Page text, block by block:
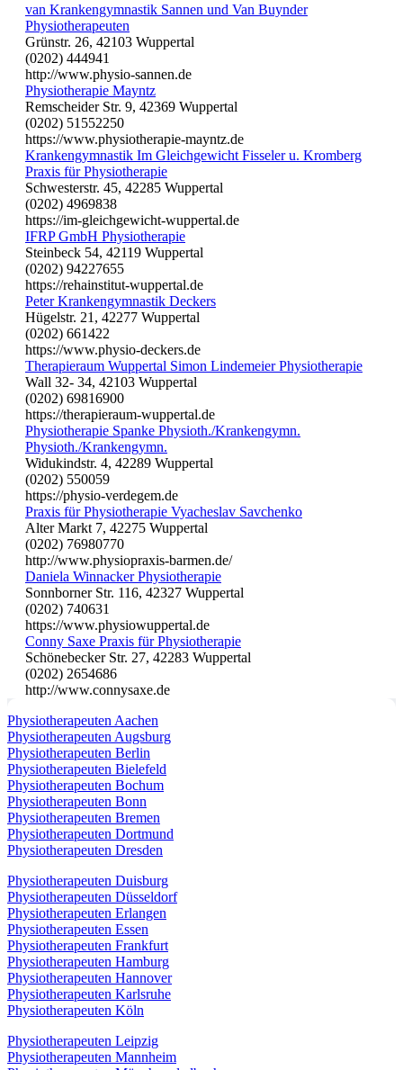
van Krankengymnastik Sannen und Van Buynder
Physiotherapeuten
Grünstr. 26, 42103 Wuppertal
(0202) 444941
http://www.physio-sannen.de
Physiotherapie Mayntz
Remscheider Str. 9, 42369 Wuppertal
(0202) 51552250
https://www.physiotherapie-mayntz.de
Krankengymnastik Im Gleichgewicht Fisseler u. Kromberg
Praxis für Physiotherapie
Schwesterstr. 45, 42285 Wuppertal
(0202) 4969838
https://im-gleichgewicht-wuppertal.de
IFRP GmbH Physiotherapie
Steinbeck 54, 42119 Wuppertal
(0202) 94227655
https://rehainstitut-wuppertal.de
Peter Krankengymnastik Deckers
Hügelstr. 21, 42277 Wuppertal
(0202) 661422
https://www.physio-deckers.de
Therapieraum Wuppertal Simon Lindemeier Physiotherapie
Wall 32- 34, 42103 Wuppertal
(0202) 69816900
https://therapieraum-wuppertal.de
Physiotherapie Spanke Physioth./Krankengymn.
Physioth./Krankengymn.
Widukindstr. 4, 42289 Wuppertal
(0202) 550059
https://physio-verdegem.de
Praxis für Physiotherapie Vyacheslav Savchenko
Alter Markt 7, 42275 Wuppertal
(0202) 76980770
http://www.physiopraxis-barmen.de/
Daniela Winnacker Physiotherapie
Sonnborner Str. 116, 42327 Wuppertal
(0202) 740631
https://www.physiowuppertal.de
Conny Saxe Praxis für Physiotherapie
Schönebecker Str. 27, 42283 Wuppertal
(0202) 2654686
http://www.connysaxe.de
Physiotherapeuten Aachen
Physiotherapeuten Augsburg
Physiotherapeuten Berlin
Physiotherapeuten Bielefeld
Physiotherapeuten Bochum
Physiotherapeuten Bonn
Physiotherapeuten Bremen
Physiotherapeuten Dortmund
Physiotherapeuten Dresden
Physiotherapeuten Duisburg
Physiotherapeuten Düsseldorf
Physiotherapeuten Erlangen
Physiotherapeuten Essen
Physiotherapeuten Frankfurt
Physiotherapeuten Hamburg
Physiotherapeuten Hannover
Physiotherapeuten Karlsruhe
Physiotherapeuten Köln
Physiotherapeuten Leipzig
Physiotherapeuten Mannheim